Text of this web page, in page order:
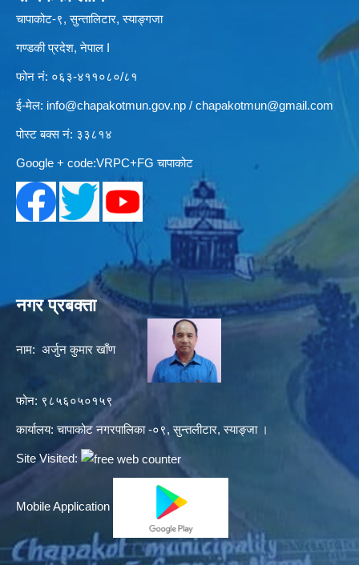
चापाकोट-९, सुन्तालिटार, स्याङ्गजा
गण्डकी प्रदेश, नेपाल I
फोन नं: ०६३-४११०८०/८१
ई-मेल: info@chapakotmun.gov.np / chapakotmun@gmail.com
पोस्ट बक्स नं: ३३८१४
Google + code:VRPC+FG चापाकोट
नगर प्रबक्ता
नाम: अर्जुन कुमार खाँण
फोन: ९८५६०५०१५९
कार्यालय: चापाकोट नगरपालिका -०९, सुन्तलीटार, स्याङ्जा ।
Site Visited:
Mobile Application